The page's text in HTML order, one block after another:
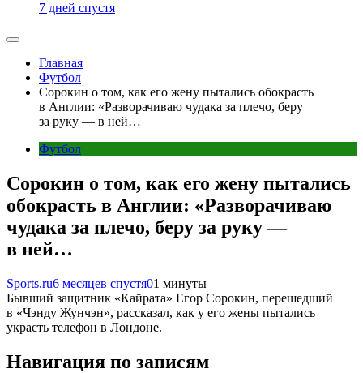
7 дней спустя
Главная
Футбол
Сорокин о том, как его жену пытались обокрасть
в Англии: «Разворачиваю чудака за плечо, беру
за руку — в ней…
Футбол
Сорокин о том, как его жену пытались
обокрасть в Англии: «Разворачиваю
чудака за плечо, беру за руку —
в ней…
Sports.ru6 месяцев спустя01 минуты
Бывший защитник «Кайрата» Егор Сорокин, перешедший
в «Чэнду Жунчэн», рассказал, как у его жены пытались
украсть телефон в Лондоне.
Навигация по записям